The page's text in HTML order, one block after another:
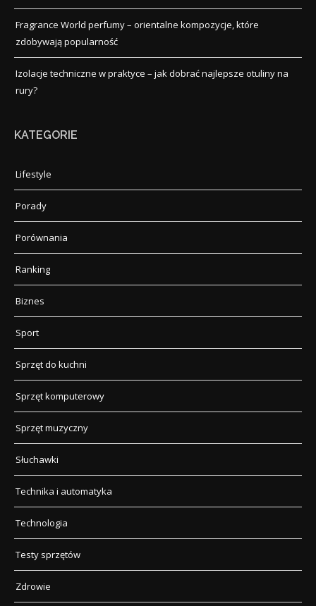
Fragrance World perfumy – orientalne kompozycje, które
zdobywają popularność
Izolacje techniczne w praktyce – jak dobrać najlepsze otuliny na
rury?
KATEGORIE
Lifestyle
Porady
Porównania
Ranking
Biznes
Sport
Sprzęt do kuchni
Sprzęt komputerowy
Sprzęt muzyczny
Słuchawki
Technika i automatyka
Technologia
Testy sprzętów
Zdrowie